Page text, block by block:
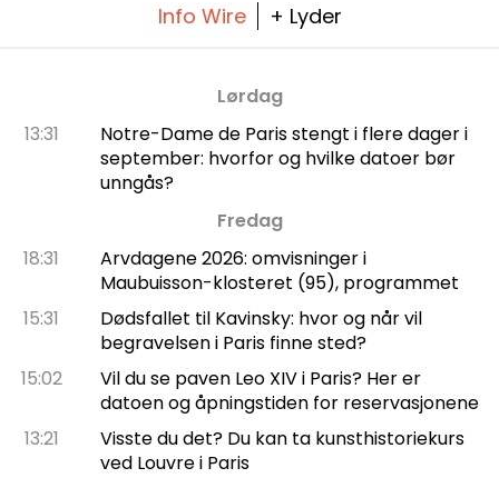
Info Wire + Lyder
Lørdag
13:31
Notre-Dame de Paris stengt i flere dager i
september: hvorfor og hvilke datoer bør
unngås?
Fredag
18:31
Arvdagene 2026: omvisninger i
Maubuisson-klosteret (95), programmet
15:31
Dødsfallet til Kavinsky: hvor og når vil
begravelsen i Paris finne sted?
15:02
Vil du se paven Leo XIV i Paris? Her er
datoen og åpningstiden for reservasjonene
13:21
Visste du det? Du kan ta kunsthistoriekurs
ved Louvre i Paris